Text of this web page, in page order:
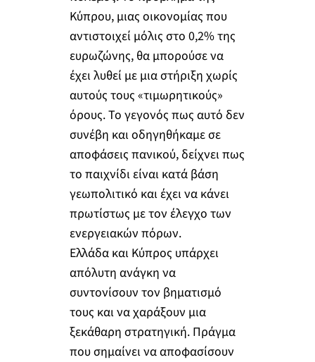
Κύπρου, μιας οικονομίας που
αντιστοιχεί μόλις στο 0,2% της
ευρωζώνης, θα μπορούσε να
έχει λυθεί με μια στήριξη χωρίς
αυτούς τους «τιμωρητικούς»
όρους. Το γεγονός πως αυτό δεν
συνέβη και οδηγηθήκαμε σε
αποφάσεις πανικού, δείχνει πως
το παιχνίδι είναι κατά βάση
γεωπολιτικό και έχει να κάνει
πρωτίστως με τον έλεγχο των
ενεργειακών πόρων.
Ελλάδα και Κύπρος υπάρχει
απόλυτη ανάγκη να
συντονίσουν τον βηματισμό
τους και να χαράξουν μια
ξεκάθαρη στρατηγική. Πράγμα
που σημαίνει να αποφασίσουν